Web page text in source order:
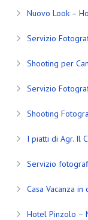
Nuovo Look –
Servizio
Shooting per
Servizio
Shooting
I piatti di Agr. Il
Servizio
Casa Vacanza
Hotel Pinzolo –